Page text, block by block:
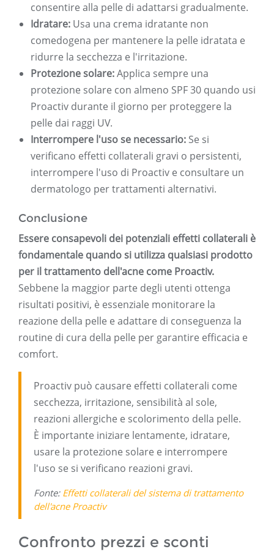
consentire alla pelle di adattarsi gradualmente.
Idratare: Usa una crema idratante non
comedogena per mantenere la pelle idratata e
ridurre la secchezza e l'irritazione.
Protezione solare:Applica sempre una
protezione solare con almeno SPF 30 quando usi
Proactiv durante il giorno per proteggere la
pelle dai raggi UV.
Interrompere l'uso se necessario: Se si
verificano effetti collaterali gravi o persistenti,
interrompere l'uso di Proactiv e consultare un
dermatologo per trattamenti alternativi.
Conclusione
Essere consapevoli dei potenziali effetti collaterali è
fondamentale quando si utilizza qualsiasi prodotto
per il trattamento dell'acne come Proactiv.
Sebbene la maggior parte degli utenti ottenga
risultati positivi, è essenziale monitorare la
reazione della pelle e adattare di conseguenza la
routine di cura della pelle per garantire efficacia e
comfort.
Proactiv può causare effetti collaterali come
secchezza, irritazione, sensibilità al sole,
reazioni allergiche e scolorimento della pelle.
È importante iniziare lentamente, idratare,
usare la protezione solare e interrompere
l'uso se si verificano reazioni gravi.
Fonte: Effetti collaterali del sistema di trattamento
dell'acne Proactiv
Confronto prezzi e sconti